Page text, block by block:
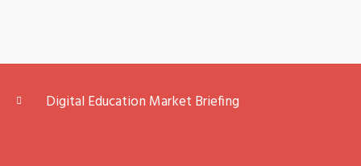
Digital Education Market Briefing